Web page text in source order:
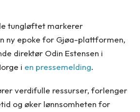
tungløftet markerer
ny epoke for Gjøa-plattformen,
direktør Odin Estensen i
i en pressemelding.
verdifulle ressurser, forlenger
og øker lønnsomheten for